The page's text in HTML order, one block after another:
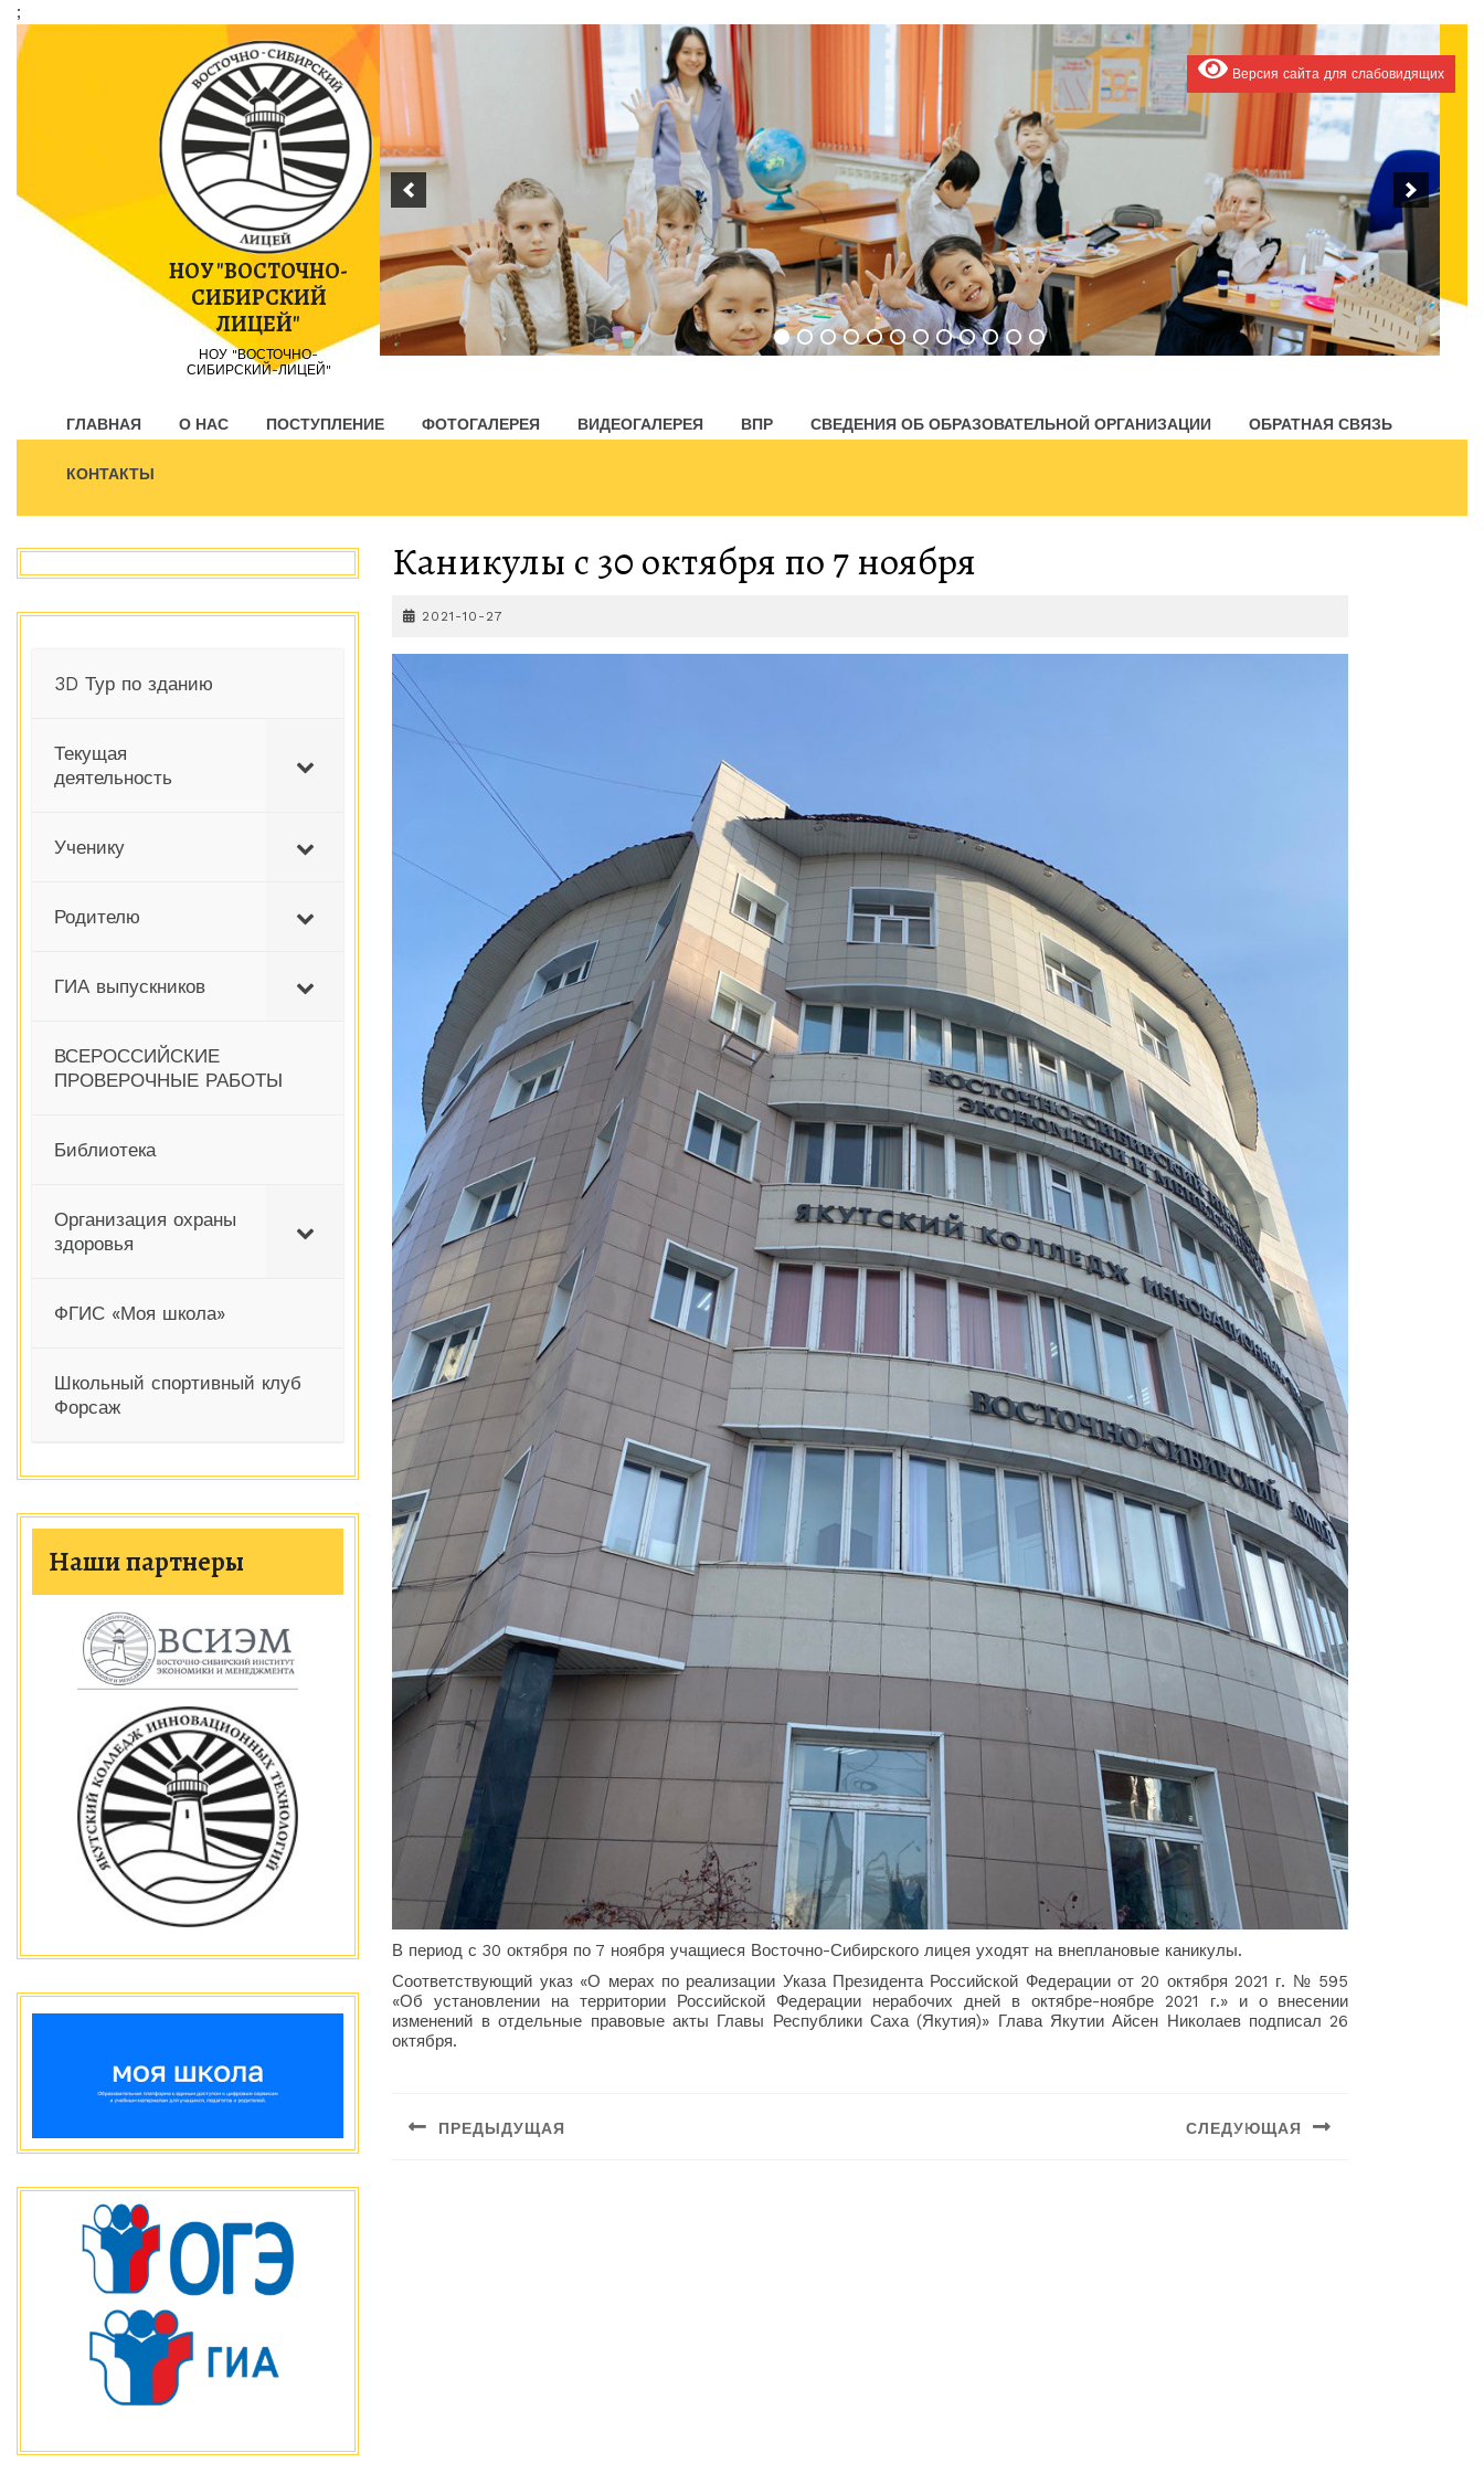
;
Пропустить
контент
НОУ "ВОСТОЧНО-
СИБИРСКИЙ
ЛИЦЕЙ"
НОУ "ВОСТОЧНО-
СИБИРСКИЙ-ЛИЦЕЙ"
Версия сайта для слабовидящих
ГЛАВНАЯ О НАС ПОСТУПЛЕНИЕ ФОТОГАЛЕРЕЯ ВИДЕОГАЛЕРЕЯ ВПР СВЕДЕНИЯ ОБ ОБРАЗОВАТЕЛЬНОЙ ОРГАНИЗАЦИИ ОБРАТНАЯ СВЯЗЬ
КОНТАКТЫ
3D Тур по зданию
Текущая
деятельность
Ученику
Родителю
ГИА выпускников
ВСЕРОССИЙСКИЕ
ПРОВЕРОЧНЫЕ РАБОТЫ
Библиотека
Организация охраны
здоровья
ФГИС «Моя школа»
Школьный спортивный клуб
Форсаж
Наши партнеры
Каникулы с 30 октября по 7 ноября
2021-10-27
27
В период с 30 октября по 7 ноября учащиеся Восточно-Сибирского лицея уходят на внеплановые каникулы.
Соответствующий указ «О мерах по реализации Указа Президента Российской Федерации от 20 октября 2021 г. № 595
«Об установлении на территории Российской Федерации нерабочих дней в октябре-ноябре 2021 г.» и о внесении
изменений в отдельные правовые акты Главы Республики Саха (Якутия)» Глава Якутии Айсен Николаев подписал 26
октября.
Навигация
ПРЕДЫДУЩАЯ СЛЕДУЮЩАЯ